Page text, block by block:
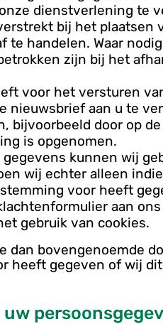
dienstverlening te
bij het plaatsen
te handelen. Waar
zijn bij het
voor het versturen
nieuwsbrief aan u te
bijvoorbeeld door op
is opgenomen.
gegevens kunnen wij
wij echter alleen
voor heeft
aan
gebruik van cookies.
dan bovengenoemde
heeft gegeven of wij